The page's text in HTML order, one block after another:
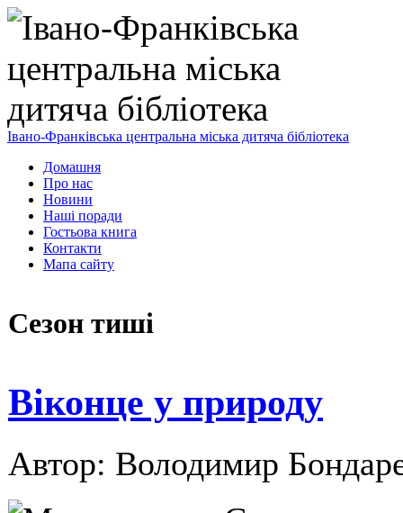
Івано-Франківська центральна міська дитяча бібліотека
Домашня
Про нас
Новини
Наші поради
Гостьова книга
Контакти
Мапа сайту
Сезон тиші
Віконце у природу
Автор: Володимир